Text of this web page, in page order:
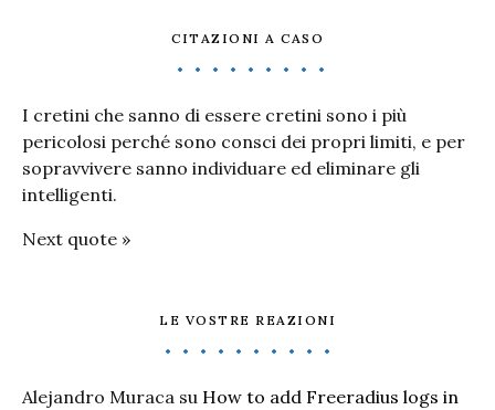
CITAZIONI A CASO
I cretini che sanno di essere cretini sono i più
pericolosi perché sono consci dei propri limiti, e per
sopravvivere sanno individuare ed eliminare gli
intelligenti.
Next quote »
LE VOSTRE REAZIONI
Alejandro Muraca su How to add Freeradius logs in